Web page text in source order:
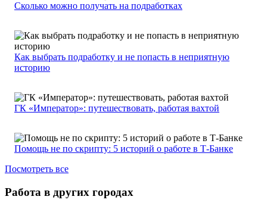
Сколько можно получать на подработках
Как выбрать подработку и не попасть в неприятную
историю
ГК «Император»: путешествовать, работая вахтой
Помощь не по скрипту: 5 историй о работе в Т-Банке
Посмотреть все
Работа в других городах